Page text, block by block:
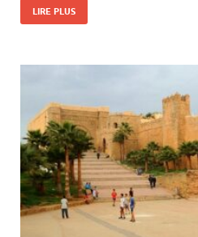
LIRE PLUS